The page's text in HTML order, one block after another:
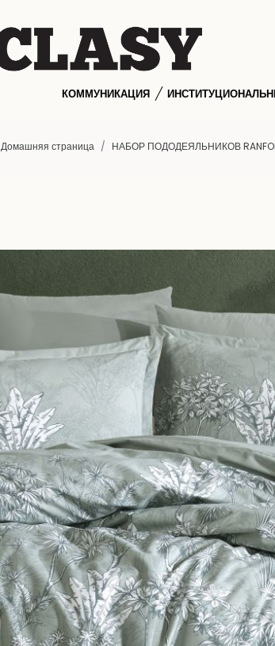
КОММУНИКАЦИЯ
Домашняя страница НАБОР ПОДОДЕЯЛЬНИКОВ